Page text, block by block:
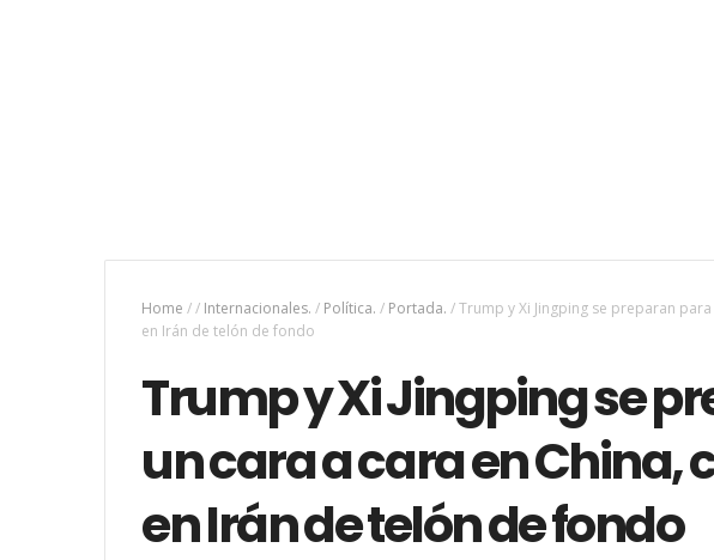
Home // Internacionales. / Política. / Portada. /Trump y Xi Jingping se preparan
en Irán de telón de fondo
Trump y Xi Jingping se
un cara a cara en China,
en Irán de telón de fondo